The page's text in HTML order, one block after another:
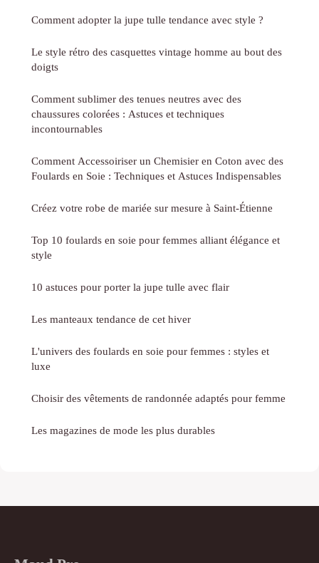
Comment adopter la jupe tulle tendance avec style ?
Le style rétro des casquettes vintage homme au bout des
doigts
Comment sublimer des tenues neutres avec des
chaussures colorées : Astuces et techniques
incontournables
Comment Accessoiriser un Chemisier en Coton avec des
Foulards en Soie : Techniques et Astuces Indispensables
Créez votre robe de mariée sur mesure à Saint-Étienne
Top 10 foulards en soie pour femmes alliant élégance et
style
10 astuces pour porter la jupe tulle avec flair
Les manteaux tendance de cet hiver
L'univers des foulards en soie pour femmes : styles et
luxe
Choisir des vêtements de randonnée adaptés pour femme
Les magazines de mode les plus durables